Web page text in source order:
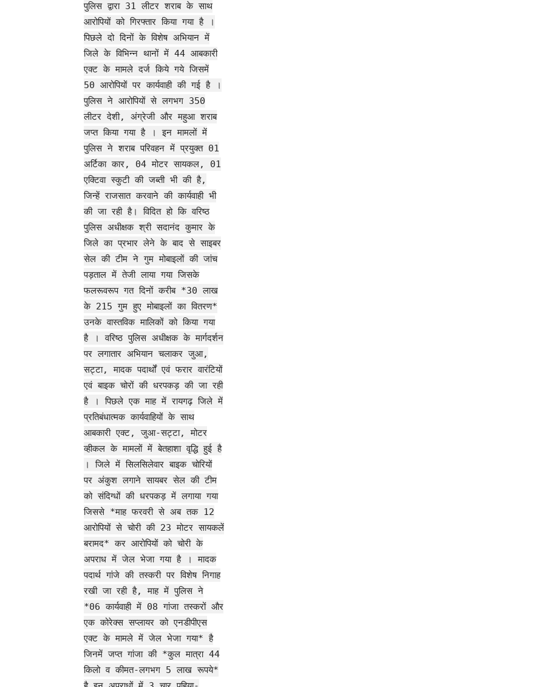
पुलिस द्वारा 31 लीटर शराब के साथ
आरोपियों को गिरफ्तार किया गया है ।
पिछले दो दिनों के विशेष अभियान में
जिले के विभिन्न थानों में 44 आबकारी
एक्ट के मामले दर्ज किये गये जिसमें
50 आरोपियों पर कार्यवाही की गई है ।
पुलिस ने आरोपियों से लगभग 350
लीटर देशी, अंग्रेजी और महुआ शराब
जप्त किया गया है । इन मामलों में
पुलिस ने शराब परिवहन में प्रयुक्त 01
अर्टिका कार, 04 मोटर सायकल, 01
एक्टिवा स्कुटी की जब्ती भी की है,
जिन्हें राजसात करवाने की कार्यवाही भी
की जा रही है। विदित हो कि वरिष्ठ
पुलिस अधीक्षक श्री सदानंद कुमार के
जिले का प्रभार लेने के बाद से साइबर
सेल की टीम ने गुम मोबाइलों की जांच
पड़ताल में तेजी लाया गया जिसके
फलरूवरूप गत दिनों करीब *30 लाख
के 215 गुम हुए मोबाइलों का वितरण*
उनके वास्तविक मालिकों को किया गया
है । वरिष्ठ पुलिस अधीक्षक के मार्गदर्शन
पर लगातार अभियान चलाकर जुआ,
सट्टा, मादक पदार्थों एवं फरार वारंटियों
एवं बाइक चोरों की धरपकड़ की जा रही
है । पिछले एक माह में रायगढ़ जिले में
प्रतिबंधात्मक कार्यवाहियों के साथ
आबकारी एक्ट, जुआ-सट्टा, मोटर
व्हीकल के मामलों में बेतहाशा वृद्धि हुई है
। जिले में सिलसिलेवार बाइक चोरियों
पर अंकुश लगाने सायबर सेल की टीम
को संदिग्धों की धरपकड़ में लगाया गया
जिससे *माह फरवरी से अब तक 12
आरोपियों से चोरी की 23 मोटर सायकलें
बरामद* कर आरोपियों को चोरी के
अपराध में जेल भेजा गया है । मादक
पदार्थ गांजे की तस्करी पर विशेष निगाह
रखी जा रही है, माह में पुलिस ने
*06 कार्यवाही में 08 गांजा तस्करों और
एक कोरेक्स सप्लायर को एनडीपीएस
एक्ट के मामले में जेल भेजा गया* है
जिनमें जप्त गांजा की *कुल मात्रा 44
किलो व कीमत-लगभग 5 लाख रूपये*